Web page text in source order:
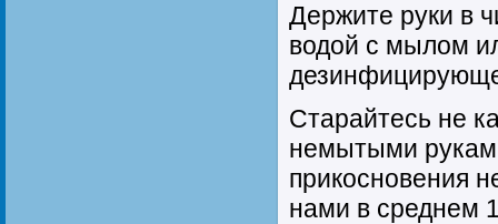
Держите руки в
водой с мылом
Старайтесь не
немытыми
прикосновения
нами в среднем